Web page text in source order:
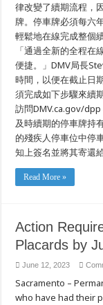
律改變了續期流程，
牌。停車牌必須每六
輕鬆地在線完成整個
「通過全新的全程在
便捷。」DMV局長
時間，以便在截止日
須完成如下步驟來續
訪問DMV.ca.gov/
及時續期的停車牌持
的殘疾人停車位中停
知上簽名並將其寄還
Read More »
Action
Placards by
June 12, 2023
Sacramento –
who have had their